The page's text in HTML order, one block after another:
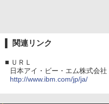
関連リンク
■ ＵＲＬ
日本アイ・ビー・エム株式会社
http://www.ibm.com/jp/ja/